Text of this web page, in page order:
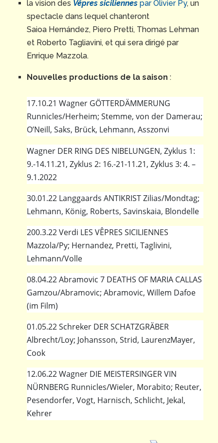
la vision des Vêpres siciliennes par Olivier Py, un
spectacle dans lequel chanteront
Saioa Hernández, Piero Pretti, Thomas Lehman
et Roberto Tagliavini, et qui sera dirigé par
Enrique Mazzola.
Nouvelles productions de la saison :
17.10.21 Wagner GÖTTERDÄMMERUNG
Runnicles/Herheim; Stemme, von der Damerau;
O’Neill, Saks, Brück, Lehmann, Asszonvi
Wagner DER RING DES NIBELUNGEN, Zyklus 1:
9.-14.11.21, Zyklus 2: 16.-21-11.21, Zyklus 3: 4. –
9.1.2022
30.01.22 Langgaards ANTIKRIST Zilias/Mondtag;
Lehmann, König, Roberts, Savinskaia, Blondelle
200.3.22 Verdi LES VÊPRES SICILIENNES
Mazzola/Py; Hernandez, Pretti, Taglivini,
Lehmann/Volle
08.04.22 Abramovic 7 DEATHS OF MARIA CALLAS
Gamzou/Abramovic; Abramovic, Willem Dafoe
(im Film)
01.05.22 Schreker DER SCHATZGRÄBER
Albrecht/Loy; Johansson, Strid, LaurenzMayer,
Cook
12.06.22 Wagner DIE MEISTERSINGER VIN
NÜRNBERG Runnicles/Wieler, Morabito; Reuter,
Pesendorfer, Vogt, Harnisch, Schlicht, Jekal,
Kehrer